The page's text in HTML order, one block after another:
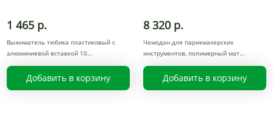
1 465 р.
Выжиматель тюбика пластиковый с
алюминиевой вставкой 10
Добавить в корзину
8 320 р.
Чемодан для парикмахерских
инструментов, полимерный мат
Добавить в корзину